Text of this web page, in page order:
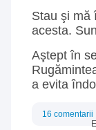
Stau şi mă
acesta.
Aştept în
a evita
16 comentarii